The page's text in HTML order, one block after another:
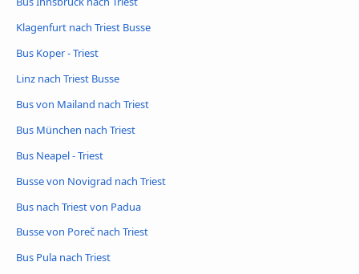
Klagenfurt nach Triest Busse
Bus Koper - Triest
Linz nach Triest Busse
Bus von Mailand nach Triest
Bus München nach Triest
Bus Neapel - Triest
Busse von Novigrad nach Triest
Bus nach Triest von Padua
Busse von Poreč nach Triest
Bus Pula nach Triest